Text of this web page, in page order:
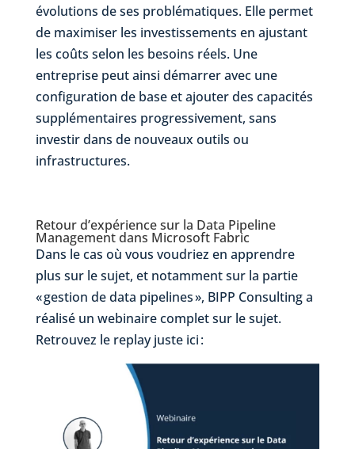
évolutions de ses problématiques. Elle permet
de maximiser les investissements en ajustant
les coûts selon les besoins réels. Une
entreprise peut ainsi démarrer avec une
configuration de base et ajouter des capacités
supplémentaires progressivement, sans
investir dans de nouveaux outils ou
infrastructures.
Retour d’expérience sur la Data Pipeline
Management dans Microsoft Fabric
Dans le cas où vous voudriez en apprendre
plus sur le sujet, et notamment sur la partie
« gestion de data pipelines », BIPP Consulting a
réalisé un webinaire complet sur le sujet.
Retrouvez le replay juste ici :